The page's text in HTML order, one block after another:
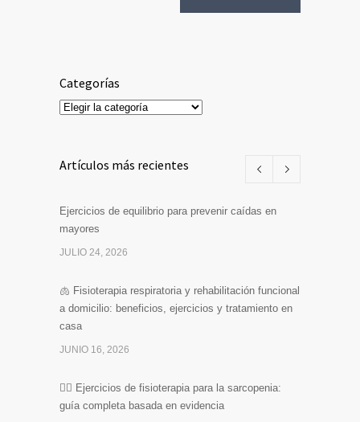
Categorías
Categorías
Artículos más recientes
Ejercicios de equilibrio para prevenir caídas en
mayores
JULIO 24, 2026
🫁 Fisioterapia respiratoria y rehabilitación funcional
a domicilio: beneficios, ejercicios y tratamiento en
casa
JUNIO 16, 2026
🏋️‍♀️ Ejercicios de fisioterapia para la sarcopenia:
guía completa basada en evidencia